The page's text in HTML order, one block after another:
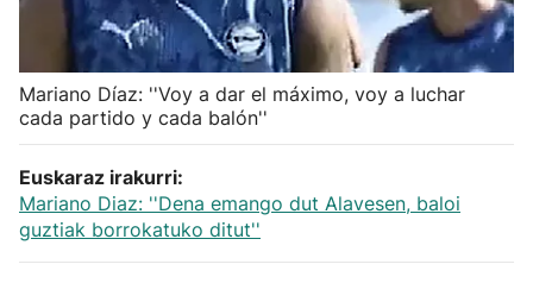
Balonmano
Kirolak 360
Atletismo
Carreras de montaña
Mariano Díaz: ''Voy a dar el máximo, voy a luchar
cada partido y cada balón''
Euskaraz irakurri:
Mariano Diaz: ''Dena emango dut Alavesen, baloi
guztiak borrokatuko ditut''